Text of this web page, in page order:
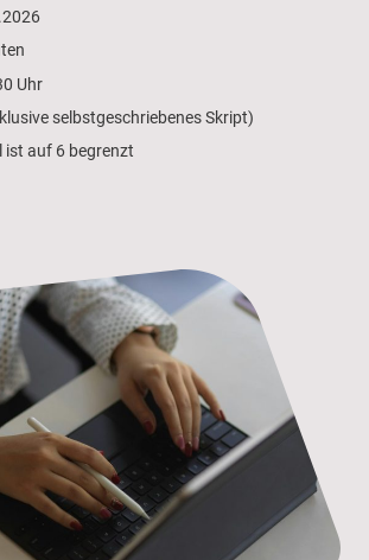
Uhr
selbstgeschriebenes Skript)
ist auf 6 begrenzt